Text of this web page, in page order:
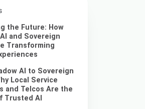
the Future: How
and Sovereign
Transforming
AI to Sovereign
Local Service
and Telcos Are the
Trusted AI